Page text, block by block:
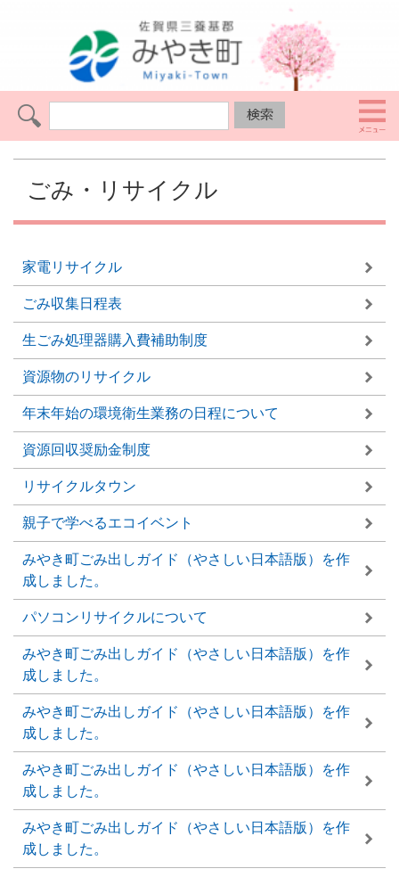
ごみ・リサイクル
家電リサイクル
ごみ収集日程表
生ごみ処理器購入費補助制度
資源物のリサイクル
年末年始の環境衛生業務の日程について
資源回収奨励金制度
リサイクルタウン
親子で学べるエコイベント
みやき町ごみ出しガイド（やさしい日本語版）を作
成しました。
パソコンリサイクルについて
みやき町ごみ出しガイド（やさしい日本語版）を作
成しました。
みやき町ごみ出しガイド（やさしい日本語版）を作
成しました。
みやき町ごみ出しガイド（やさしい日本語版）を作
成しました。
みやき町ごみ出しガイド（やさしい日本語版）を作
成しました。